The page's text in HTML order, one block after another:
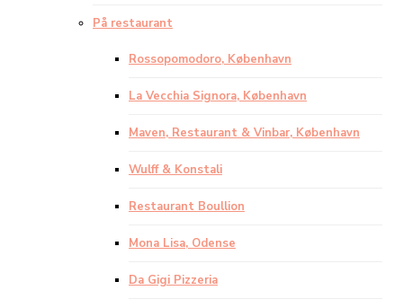
På restaurant
Rossopomodoro, København
La Vecchia Signora, København
Maven, Restaurant & Vinbar, København
Wulff & Konstali
Restaurant Boullion
Mona Lisa, Odense
Da Gigi Pizzeria